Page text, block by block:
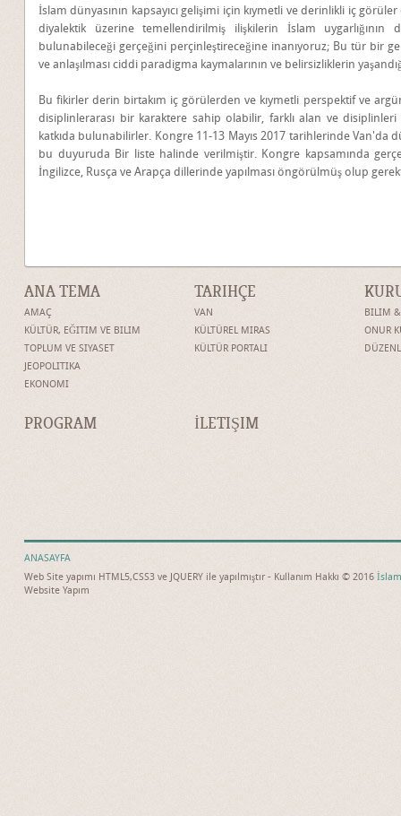
İslam dünyasının kapsayıcı gelişimi için kıymetli ve derinlikli iç görüler
diyalektik üzerine temellendirilmiş ilişkilerin İslam
bulunabileceği gerçeğini perçinleştireceğine inanıyoruz; Bu tür bir
ve anlaşılması ciddi paradigma kaymalarının ve belirsizliklerin
Bu fikirler derin birtakım iç görülerden ve kıymetli perspektif ve
disiplinlerarası bir karaktere sahip olabilir, farklı alan ve
katkıda bulunabilirler. Kongre 11-13 Mayıs 2017 tarihlerinde Van'da
bu duyuruda Bir liste halinde verilmiştir. Kongre kapsamında
İngilizce, Rusça ve Arapça dillerinde yapılması öngörülmüş olup
ANA TEMA
AMAÇ
KÜLTÜR, EĞITIM VE BILIM
TOPLUM VE SIYASET
JEOPOLITIKA
EKONOMI
TARIHÇE
VAN
KÜLTÜREL MIRAS
KÜLTÜR PORTALI
BILIM &
ONUR
PROGRAM İLETIŞIM
ANASAYFA
Web Site yapımı HTML5,CSS3 ve JQUERY ile yapılmıştır - Kullanım Hakkı © 2016 İslam
Website Yapım